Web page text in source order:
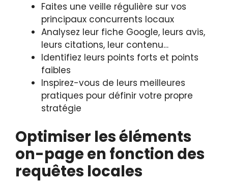
Faites une veille régulière sur vos
principaux concurrents locaux
Analysez leur fiche Google, leurs avis,
leurs citations, leur contenu…
Identifiez leurs points forts et points
faibles
Inspirez-vous de leurs meilleures
pratiques pour définir votre propre
stratégie
Optimiser les éléments
on-page en fonction des
requêtes locales